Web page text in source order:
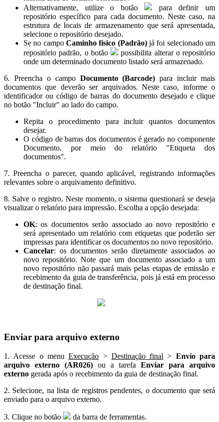
Alternativamente, utilize o botão
para definir um
repositório específico para cada documento. Neste caso, na
estrutura de locais de armazenamento que será apresentada,
selecione o repositório desejado.
Se no campo Caminho físico (Padrão)já foi selecionado um
repositório padrão, o botão
possibilita alterar o repositório
onde um determinado documento listado será armazenado.
6. Preencha o campoDocumento (Barcode) para incluir mais
documentos que deverão ser arquivados. Neste caso, informe o
identificador ou código de barras do documento desejado e clique
no botão "Incluir" ao lado do campo.
Repita o procedimento para incluir quantos documentos
desejar.
O código de barras dos documentos é gerado no componente
Documento, por meio do relatório "Etiqueta dos
documentos".
7. Preencha o parecer, quando aplicável, registrando informações
relevantes sobre o arquivamento definitivo.
8. Salve o registro. Neste momento, o sistema questionará se deseja
visualizar o relatório para impressão. Escolha a opção desejada:
OK: os documentos serão associado ao novo repositório e
será apresentado um relatório com etiquetas que poderão ser
impressas para identificar os documentos no novo repositório.
Cancelar: os documentos serão diretamente associados ao
novo repositório. Note que um documento associado a um
novo repositório não passará mais pelas etapas de emissão e
recebimento da guia de transferência, pois já está em processo
de destinação final.
Enviar para arquivo externo
1. Acesse o menuExecução > Destinação final > Envio para
arquivo externo (AR026) ou a tarefa Enviar para arquivo
externo gerada após o recebimento da guia de destinação final.
2. Selecione, na lista de registros pendentes, o documento que será
enviado para o arquivo externo.
3. Clique no botão
da barra de ferramentas.